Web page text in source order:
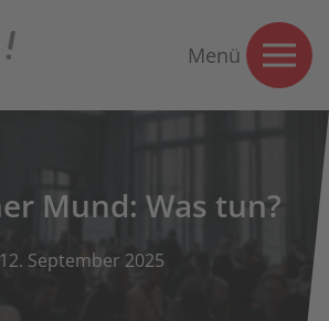
Menü
Mund: Was tun?
12. September 2025